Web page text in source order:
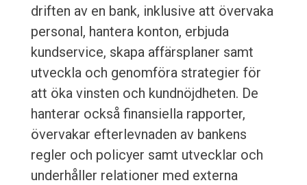
driften av en bank, inklusive att övervaka
personal, hantera konton, erbjuda
kundservice, skapa affärsplaner samt
utveckla och genomföra strategier för
att öka vinsten och kundnöjdheten. De
hanterar också finansiella rapporter,
övervakar efterlevnaden av bankens
regler och policyer samt utvecklar och
underhåller relationer med externa